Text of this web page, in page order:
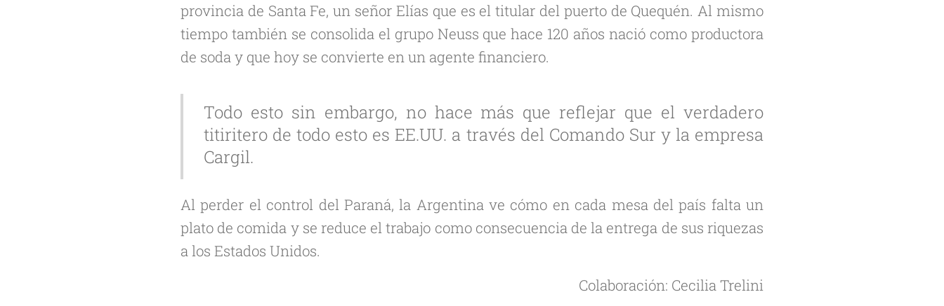
provincia de Santa Fe, un señor Elías que es el titular del puerto de Quequén. Al mismo
tiempo también se consolida el grupo Neuss que hace 120 años nació como productora
de soda y que hoy se convierte en un agente financiero.
Todo esto sin embargo, no hace más que reflejar que el verdadero
titiritero de todo esto es EE.UU. a través del Comando Sur y la empresa
Cargil.
Al perder el control del Paraná, la Argentina ve cómo en cada mesa del país falta un
plato de comida y se reduce el trabajo como consecuencia de la entrega de sus riquezas
a los Estados Unidos.
Colaboración: Cecilia Trelini